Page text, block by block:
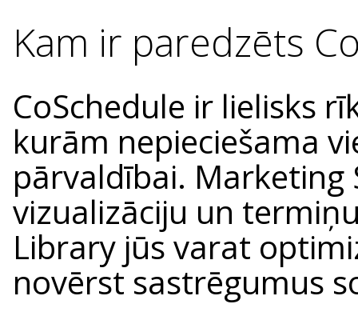
Kam ir paredzēts
CoSchedule ir lielisks
kurām nepieciešama
pārvaldībai.
vizualizāciju un
Library jūs varat
novērst sastrēgumus